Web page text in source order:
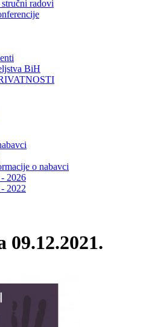
radovi
BiH
o nabavci
2026
2022